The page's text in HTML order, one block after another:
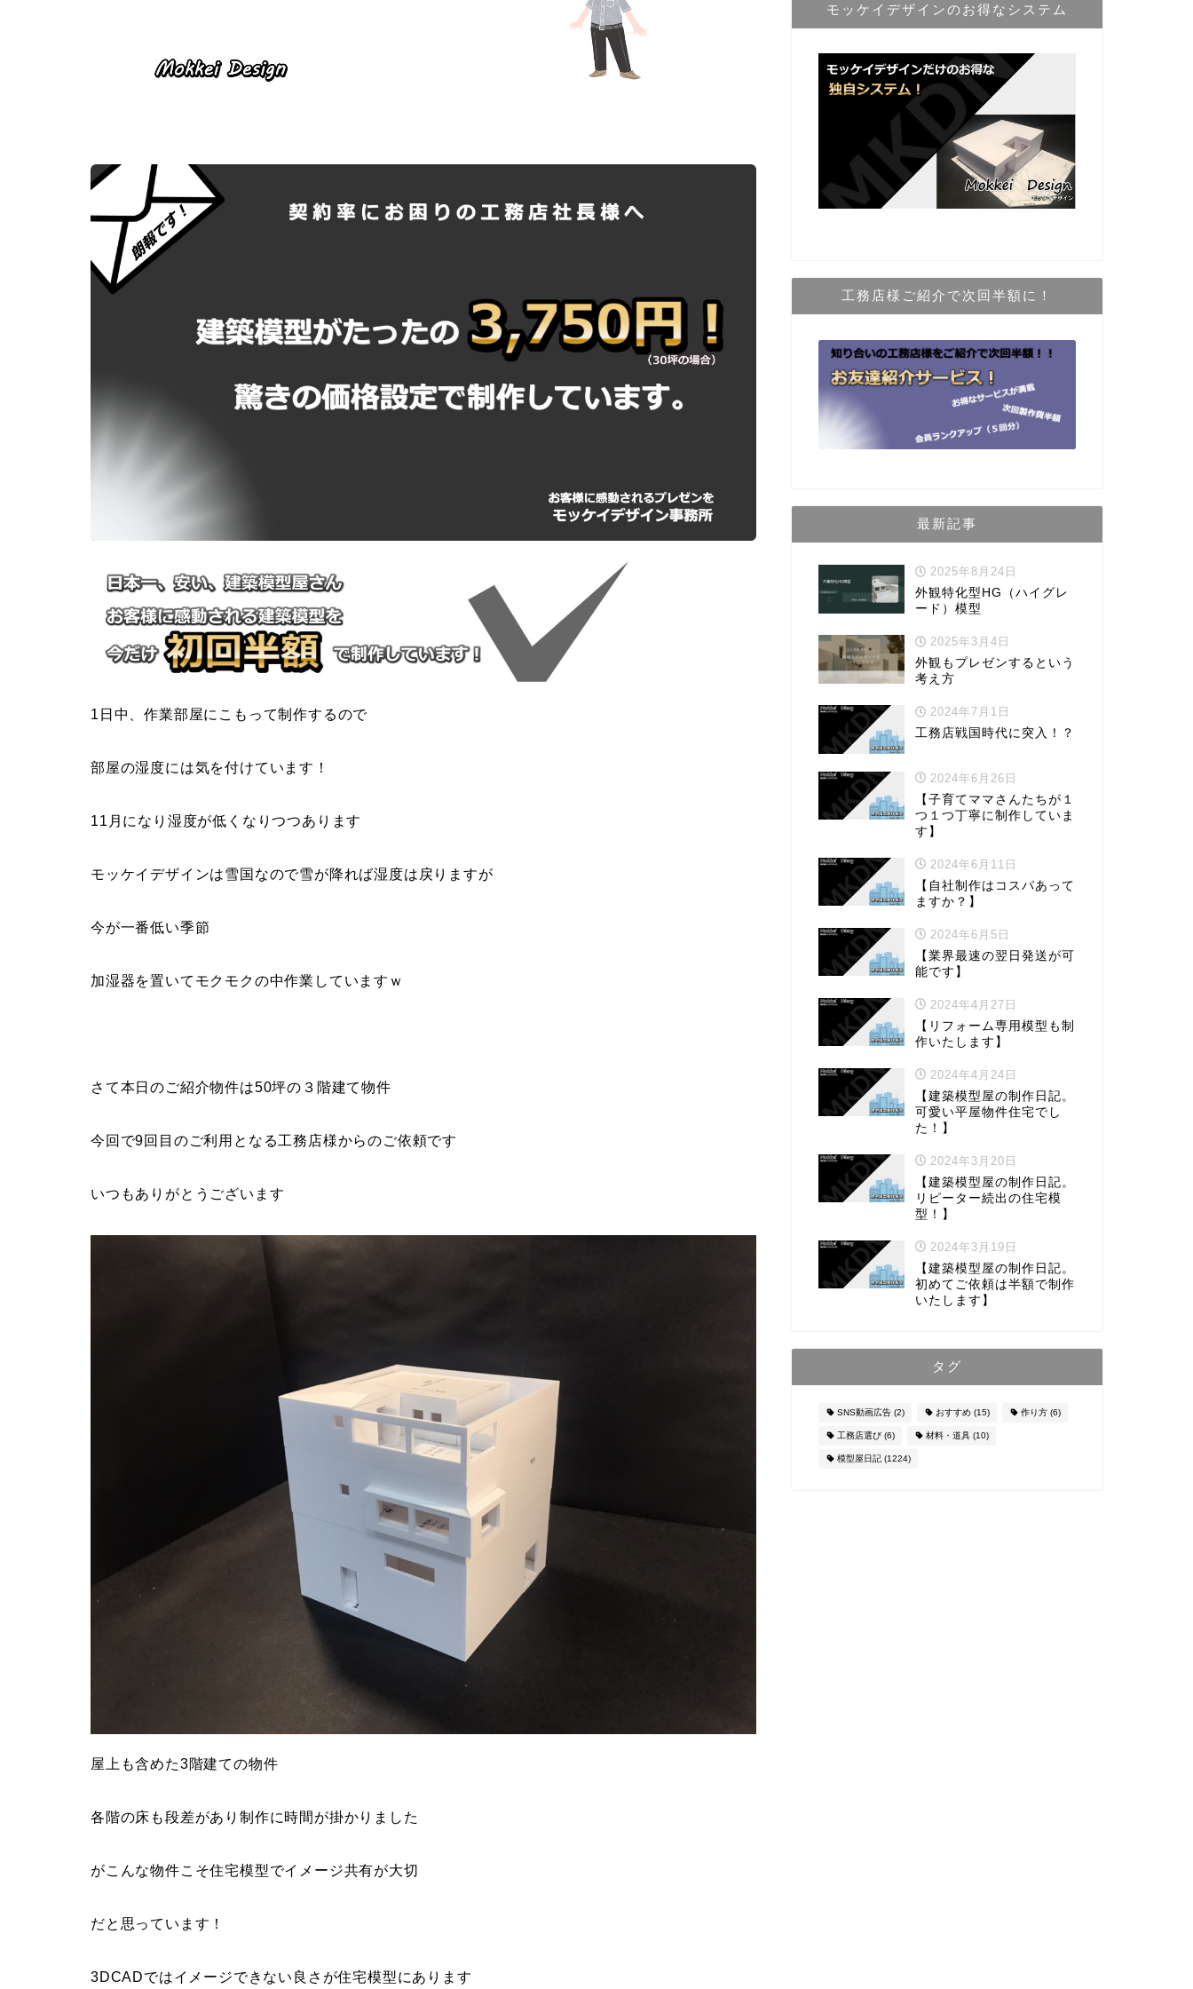
1日中、作業部屋にこもって制作するので
部屋の湿度には気を付けています！
11月になり湿度が低くなりつつあります
モッケイデザインは雪国なので雪が降れば湿度は戻りますが
今が一番低い季節
加湿器を置いてモクモクの中作業していますｗ
さて本日のご紹介物件は50坪の３階建て物件
今回で9回目のご利用となる工務店様からのご依頼です
いつもありがとうございます
屋上も含めた3階建ての物件
各階の床も段差があり制作に時間が掛かりました
がこんな物件こそ住宅模型でイメージ共有が大切
だと思っています！
3DCADではイメージできない良さが住宅模型にあります
モッケイデザインのお得なシステム
工務店様ご紹介で次回半額に！
最新記事
2025年8月24日
外観特化型HG（ハイグレ
ード）模型
2025年3月4日
外観もプレゼンするという
考え方
2024年7月1日
工務店戦国時代に突入！？
2024年6月26日
【子育てママさんたちが１
つ１つ丁寧に制作していま
す】
2024年6月11日
【自社制作はコスパあって
ますか？】
2024年6月5日
【業界最速の翌日発送が可
能です】
2024年4月27日
【リフォーム専用模型も制
作いたします】
2024年4月24日
【建築模型屋の制作日記。
可愛い平屋物件住宅でし
た！】
2024年3月20日
【建築模型屋の制作日記。
リピーター続出の住宅模
型！】
2024年3月19日
【建築模型屋の制作日記。
初めてご依頼は半額で制作
いたします】
タグ
SNS動画広告(2) おすすめ(15) 作り方(6)
工務店選び(6) 材料・道具(10)
模型屋日記(1224)